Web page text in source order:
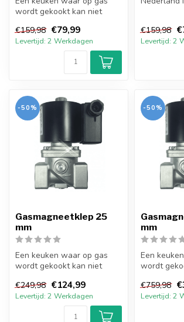
wordt gekookt kan niet
gasmagneetkle...
€159,98 €79,99
Levertijd: 2 Werkdagen
€159,98
Levertijd: 2
-50%
Gasmagneetklep 25
mm
Een keuken waar op gas
wordt gekookt kan niet
gasmagneetkle...
€249,98 €124,99
Levertijd: 2 Werkdagen
-50%
mm
Een
wordt
€759,98
Levertijd: 2